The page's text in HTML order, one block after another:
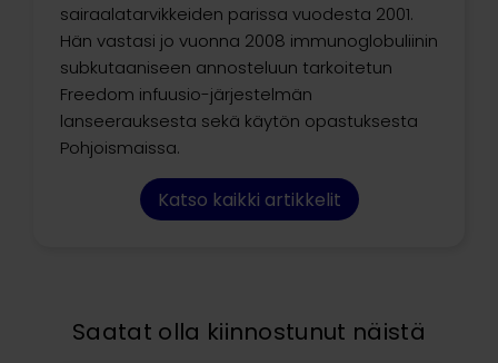
sairaalatarvikkeiden parissa vuodesta 2001.
Hän vastasi jo vuonna 2008 immunoglobuliinin
subkutaaniseen annosteluun tarkoitetun
Freedom infuusio-järjestelmän
lanseerauksesta sekä käytön opastuksesta
Pohjoismaissa.
Katso kaikki artikkelit
Saatat olla kiinnostunut näistä